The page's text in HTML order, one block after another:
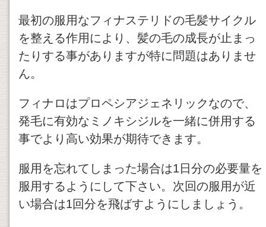
最初の服用なフィナステリドの毛髪サイクル
を整える作用により、髪の毛の成長が止まっ
たりする事がありますが特に問題はありませ
ん。
フィナロはプロペシアジェネリックなので、
発毛に有効なミノキシジルを一緒に併用する
事でより高い効果が期待できます。
服用を忘れてしまった場合は1日分の必要量を
服用するようにして下さい。次回の服用が近
い場合は1回分を飛ばすようにしましょう。